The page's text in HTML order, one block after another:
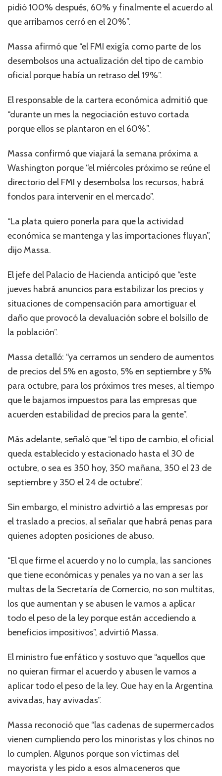
pidió 100% después, 60% y finalmente el acuerdo al
que arribamos cerró en el 20%”.
Massa afirmó que “el FMI exigía como parte de los
desembolsos una actualización del tipo de cambio
oficial porque había un retraso del 19%”.
El responsable de la cartera económica admitió que
“durante un mes la negociación estuvo cortada
porque ellos se plantaron en el 60%”.
Massa confirmó que viajará la semana próxima a
Washington porque “el miércoles próximo se reúne el
directorio del FMI y desembolsa los recursos, habrá
fondos para intervenir en el mercado”.
“La plata quiero ponerla para que la actividad
económica se mantenga y las importaciones fluyan”,
dijo Massa.
El jefe del Palacio de Hacienda anticipó que “este
jueves habrá anuncios para estabilizar los precios y
situaciones de compensación para amortiguar el
daño que provocó la devaluación sobre el bolsillo de
la población”.
Massa detalló: “ya cerramos un sendero de aumentos
de precios del 5% en agosto, 5% en septiembre y 5%
para octubre, para los próximos tres meses, al tiempo
que le bajamos impuestos para las empresas que
acuerden estabilidad de precios para la gente”.
Más adelante, señaló que “el tipo de cambio, el oficial
queda establecido y estacionado hasta el 30 de
octubre, o sea es 350 hoy, 350 mañana, 350 el 23 de
septiembre y 350 el 24 de octubre”.
Sin embargo, el ministro advirtió a las empresas por
el traslado a precios, al señalar que habrá penas para
quienes adopten posiciones de abuso.
“El que firme el acuerdo y no lo cumpla, las sanciones
que tiene económicas y penales ya no van a ser las
multas de la Secretaría de Comercio, no son multitas,
los que aumentan y se abusen le vamos a aplicar
todo el peso de la ley porque están accediendo a
beneficios impositivos”, advirtió Massa.
El ministro fue enfático y sostuvo que “aquellos que
no quieran firmar el acuerdo y abusen le vamos a
aplicar todo el peso de la ley. Que hay en la Argentina
avivadas, hay avivadas”.
Massa reconoció que “las cadenas de supermercados
vienen cumpliendo pero los minoristas y los chinos no
lo cumplen. Algunos porque son víctimas del
mayorista y les pido a esos almaceneros que